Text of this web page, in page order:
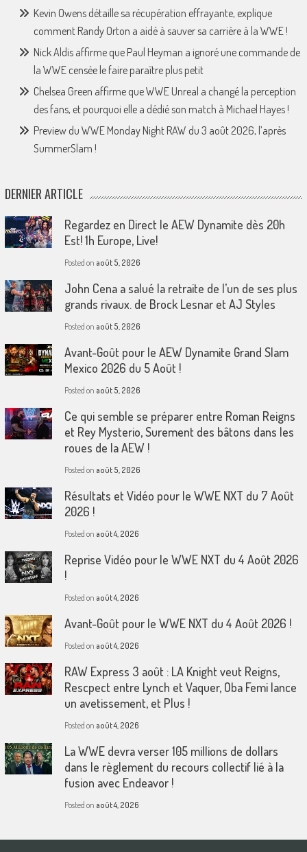
Kevin Owens détaille sa récupération effrayante, explique
comment Randy Orton a aidé à sauver sa carrière à la WWE !
Nick Aldis affirme que Paul Heyman a ignoré une commande de
la WWE censée le faire paraître plus petit
Chelsea Green affirme que WWE Unreal a changé la perception
des fans, et pourquoi elle a dédié son match à Michael Hayes !
Preview du WWE Monday Night RAW du 3 août 2026, l’après
SummerSlam !
DERNIER ARTICLE
Regardez en Direct le AEW Dynamite dès 20h
Est! 1h Europe, Live!
Posted on août 5, 2026
John Cena a salué la retraite de l’un de ses plus
grands rivaux. de Brock Lesnar et AJ Styles
Posted on août 5, 2026
Avant-Goût pour le AEW Dynamite Grand Slam
Mexico 2026 du 5 Août !
Posted on août 5, 2026
Ce qui semble se préparer entre Roman Reigns
et Rey Mysterio, Surement des bâtons dans les
roues de la AEW !
Posted on août 5, 2026
Résultats et Vidéo pour le WWE NXT du 7 Août
2026 !
Posted on août 4, 2026
Reprise Vidéo pour le WWE NXT du 4 Août 2026
!
Posted on août 4, 2026
Avant-Goût pour le WWE NXT du 4 Août 2026 !
Posted on août 4, 2026
RAW Express 3 août : LA Knight veut Reigns,
Rescpect entre Lynch et Vaquer, Oba Femi lance
un avetissement, et Plus !
Posted on août 4, 2026
La WWE devra verser 105 millions de dollars
dans le règlement du recours collectif lié à la
fusion avec Endeavor !
Posted on août 4, 2026